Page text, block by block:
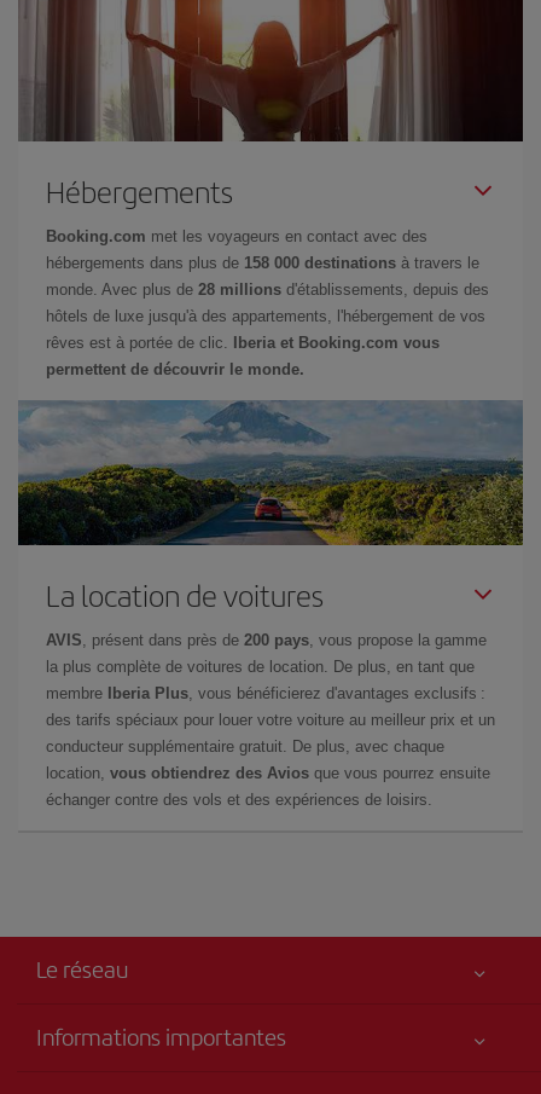
Hébergements
Booking.com met les voyageurs en contact avec des
hébergements dans plus de 158 000 destinations à travers le
monde. Avec plus de 28 millions d'établissements, depuis des
hôtels de luxe jusqu'à des appartements, l'hébergement de vos
rêves est à portée de clic.
Iberia et Booking.com vous
permettent de découvrir le monde.
La location de voitures
AVIS, présent dans près de 200 pays, vous propose la gamme
la plus complète de voitures de location. De plus, en tant que
membre
Iberia Plus, vous bénéficierez d'avantages exclusifs :
des tarifs spéciaux pour louer votre voiture au meilleur prix et un
conducteur supplémentaire gratuit. De plus, avec chaque
location, vous obtiendrez des Avios que vous pourrez ensuite
échanger contre des vols et des expériences de loisirs.
Le réseau
Informations importantes